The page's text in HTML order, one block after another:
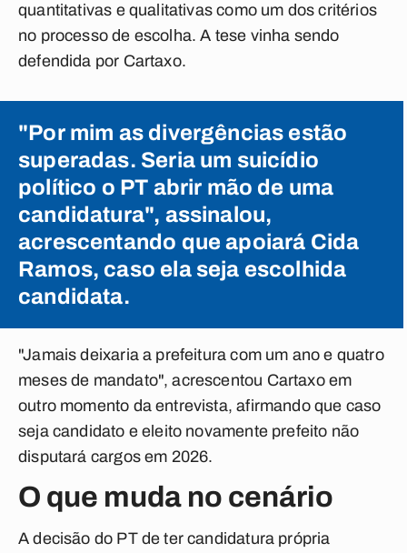
quantitativas e qualitativas como um dos critérios
no processo de escolha. A tese vinha sendo
defendida por Cartaxo.
"Por mim as divergências estão
superadas. Seria um suicídio
político o PT abrir mão de uma
candidatura", assinalou,
acrescentando que apoiará Cida
Ramos, caso ela seja escolhida
candidata.
"Jamais deixaria a prefeitura com um ano e quatro
meses de mandato", acrescentou Cartaxo em
outro momento da entrevista, afirmando que caso
seja candidato e eleito novamente prefeito não
disputará cargos em 2026.
O que muda no cenário
A decisão do PT de ter candidatura própria